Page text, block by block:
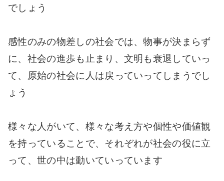
でしょう
感性のみの物差しの社会では、物事が決まらず
に、社会の進歩も止まり、文明も衰退していっ
て、原始の社会に人は戻っていってしまうでし
ょう
様々な人がいて、様々な考え方や個性や価値観
を持っていることで、それぞれが社会の役に立
って、世の中は動いていっています